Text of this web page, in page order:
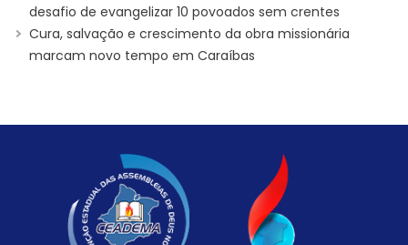
desafio de evangelizar 10 povoados sem crentes
Cura, salvação e crescimento da obra missionária
marcam novo tempo em Caraíbas